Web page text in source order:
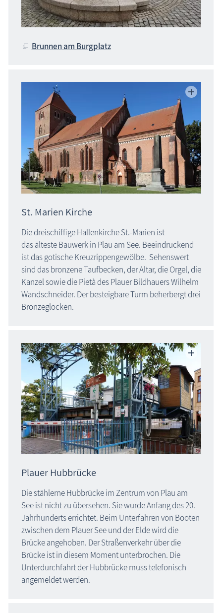
Brunnen am Burgplatz
St. Marien Kirche
Die dreischiffige Hallenkirche St.-Marien ist
das älteste Bauwerk in Plau am See. Beeindruckend
ist das gotische Kreuzrippengewölbe. Sehenswert
sind das bronzene Taufbecken, der Altar, die Orgel, die
Kanzel sowie die Pietà des Plauer Bildhauers Wilhelm
Wandschneider. Der besteigbare Turm beherbergt drei
Bronzeglocken.
Plauer Hubbrücke
Die stählerne Hubbrücke im Zentrum von Plau am
See ist nicht zu übersehen. Sie wurde Anfang des 20.
Jahrhunderts errichtet. Beim Unterfahren von Booten
zwischen dem Plauer See und der Elde wird die
Brücke angehoben. Der Straßenverkehr über die
Brücke ist in diesem Moment unterbrochen. Die
Unterdurchfahrt der Hubbrücke muss telefonisch
angemeldet werden.